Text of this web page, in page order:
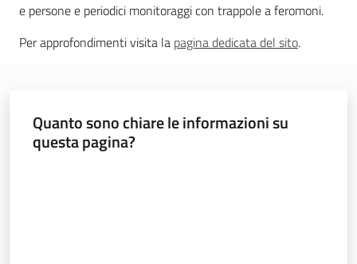
Agricoltura,
caccia e
e persone e periodici monitoraggi con trappole a feromoni.
Per approfondimenti visita la pagina dedicata del sito.
Quanto sono chiare le informazioni su
questa pagina?